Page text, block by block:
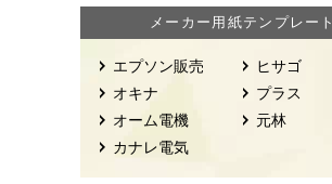
メーカー用紙テンプレート
エプソン販売
オキナ
オーム電機
カナレ電気
ヒサゴ
プラス
元林